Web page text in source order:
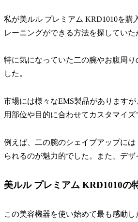
私が美ルル プレミアム KRD1010を
レーニングができる方法を探していた
特に気になっていた二の腕やお腹周
した。
市場には様々なEMS製品があります
用部位や目的に合わせてカスタマイズ
例えば、二の腕のシェイプアップに
られるのが魅力的でした。また、デ
美ルル プレミアム KRD1010の
この美容機器を使い始めて最も感動